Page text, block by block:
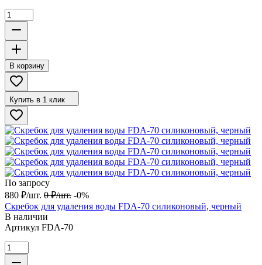
В корзину
Купить в 1 клик
По запросу
880 ₽/шт. 0 ₽/шт. -0%
Скребок для удаления воды FDA-70 силиконовый, черный
В наличии
Артикул FDA-70